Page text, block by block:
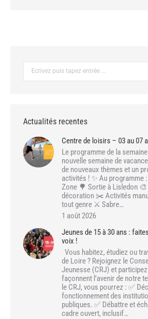
Actualités recentes
Centre de loisirs – 03 au 07
Le programme de la
nouvelle semaine de
de nouveaux thèmes et un
activités ! ✨ Au programme
Zone 🌳 Sortie à Lisledon
décoration ✂️ Activités
tout genre ⚔️ Sabre…
1 août 2026
Jeunes de 15 à 30 ans :
voix !
Vous habitez, étudiez ou
de Loire ? Rejoignez le
Jeunesse (CRJ) et
façonnent l’avenir de notre
le CRJ, vous pourrez : ✅
fonctionnement des
publiques. ✅ Débattre et
cadre ouvert, inclusif…